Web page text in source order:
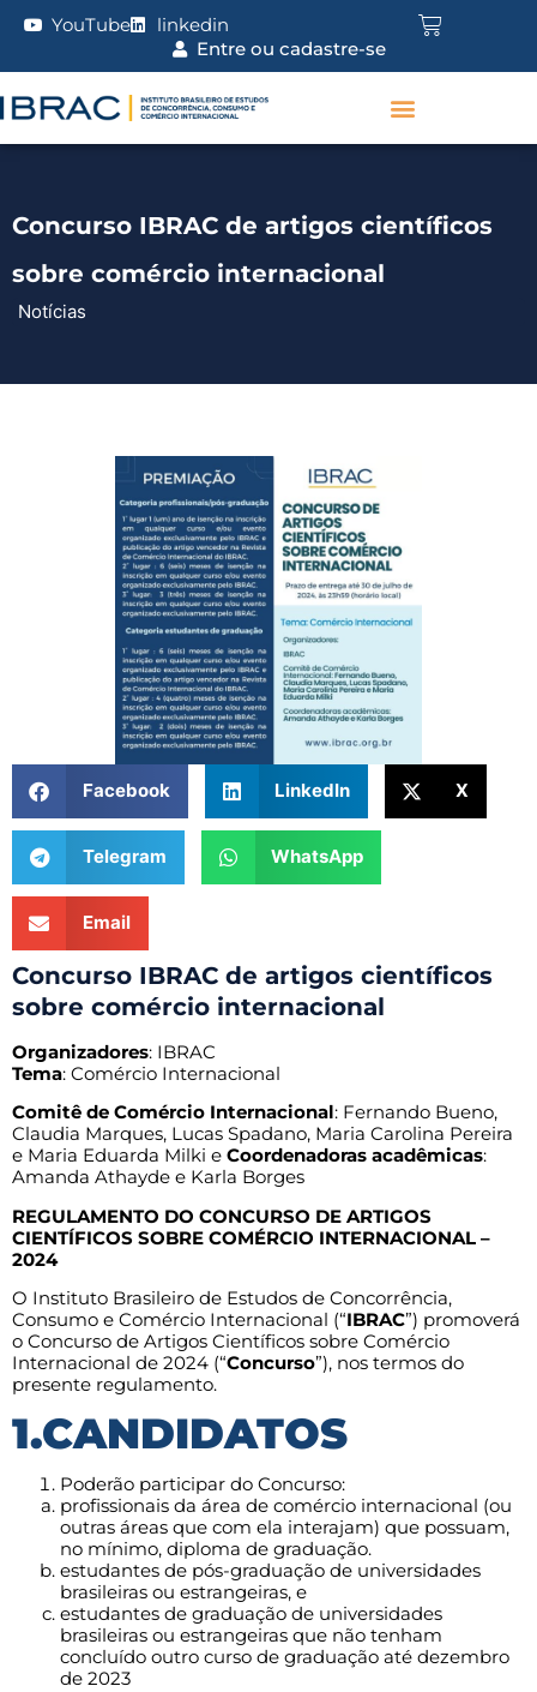
YouTube
linkedin
Entre ou cadastre-se
Concurso IBRAC de artigos científicos
sobre comércio internacional
Notícias
Facebook LinkedIn X
Telegram WhatsApp
Email
Concurso IBRAC de artigos científicos
sobre comércio internacional
Organizadores: IBRAC
Tema: Comércio Internacional
Comitê de Comércio Internacional: Fernando Bueno,
Claudia Marques, Lucas Spadano, Maria Carolina Pereira
e Maria Eduarda Milki e Coordenadoras acadêmicas:
Amanda Athayde e Karla Borges
REGULAMENTO DO CONCURSO DE ARTIGOS
CIENTÍFICOS SOBRE COMÉRCIO INTERNACIONAL –
2024
O Instituto Brasileiro de Estudos de Concorrência,
Consumo e Comércio Internacional (“IBRAC”) promoverá
o Concurso de Artigos Científicos sobre Comércio
Internacional de 2024 (“Concurso”), nos termos do
presente regulamento.
1.CANDIDATOS
Poderão participar do Concurso:
profissionais da área de comércio internacional (ou
outras áreas que com ela interajam) que possuam,
no mínimo, diploma de graduação.
estudantes de pós-graduação de universidades
brasileiras ou estrangeiras, e
estudantes de graduação de universidades
brasileiras ou estrangeiras que não tenham
concluído outro curso de graduação até dezembro
de 2023